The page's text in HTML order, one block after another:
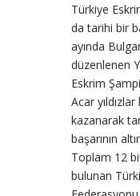
Türkiye
da tarihi bir
ayında
düzenlenen
Eskrim
Acar
kazanarak
başarının
Toplam 12
bulunan